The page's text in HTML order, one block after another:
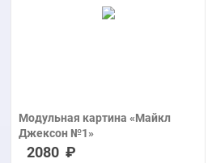
Модульная картина «Майкл
Джексон №1»
печать на холсте
2080